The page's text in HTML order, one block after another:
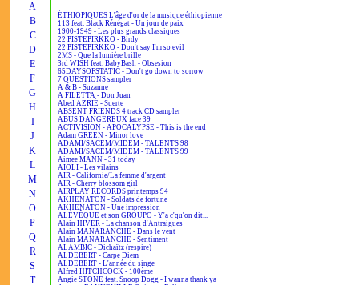
A
B
C
D
E
F
G
H
I
J
K
L
M
N
O
P
Q
R
S
T
ÉTHIOPIQUES L'âge d'or de la musique éthiopienne
113 feat. Black Rénégat - Un jour de paix
1900-1949 - Les plus grands classiques
22 PISTEPIRKKO - Birdy
22 PISTEPIRKKO - Don't say I'm so evil
2MS - Que la lumière brille
3rd WISH feat. BabyBash - Obsesion
65DAYSOFSTATIC - Don't go down to sorrow
7 QUESTIONS sampler
A & B - Suzanne
A FILETTA - Don Juan
Abed AZRIÉ - Suerte
ABSENT FRIENDS 4 track CD sampler
ABUS DANGEREUX face 39
ACTIVISION - APOCALYPSE - This is the end
Adam GREEN - Minor love
ADAMI/SACEM/MIDEM - TALENTS 98
ADAMI/SACEM/MIDEM - TALENTS 99
Aimee MANN - 31 today
AÏOLI - Les vilains
AIR - Californie/La femme d'argent
AIR - Cherry blossom girl
AIRPLAY RECORDS printemps 94
AKHENATON - Soldats de fortune
AKHENATON - Une impression
ALÉVÊQUE et son GROUPO - Y'a c'qu'on dit...
Alain HIVER - La chanson d'Antraigues
Alain MANARANCHE - Dans le vent
Alain MANARANCHE - Sentiment
ALAMBIC - Dichaïtz (respire)
ALDEBERT - Carpe Diem
ALDEBERT - L'année du singe
Alfred HITCHCOCK - 100ème
Angie STONE feat. Snoop Dogg - I wanna thank ya